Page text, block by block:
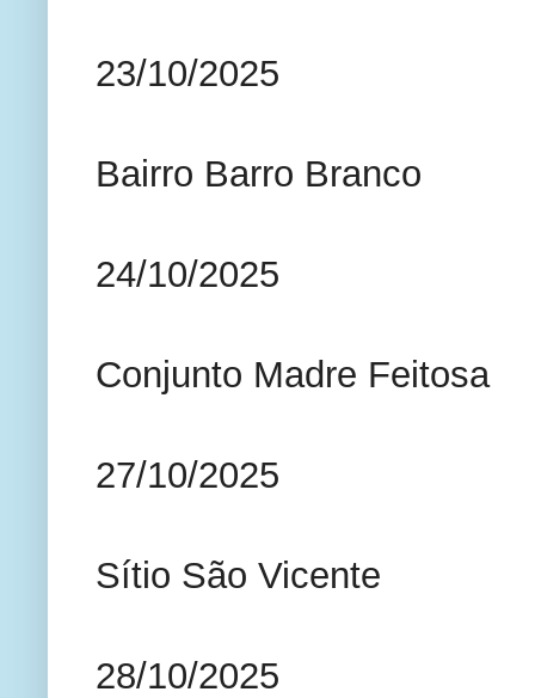
23/10/2025
Bairro Barro Branco
24/10/2025
Conjunto Madre Feitosa
27/10/2025
Sítio São Vicente
28/10/2025